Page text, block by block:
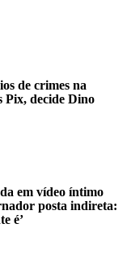
de crimes na
Pix, decide Dino
em vídeo íntimo
posta indireta:
é’